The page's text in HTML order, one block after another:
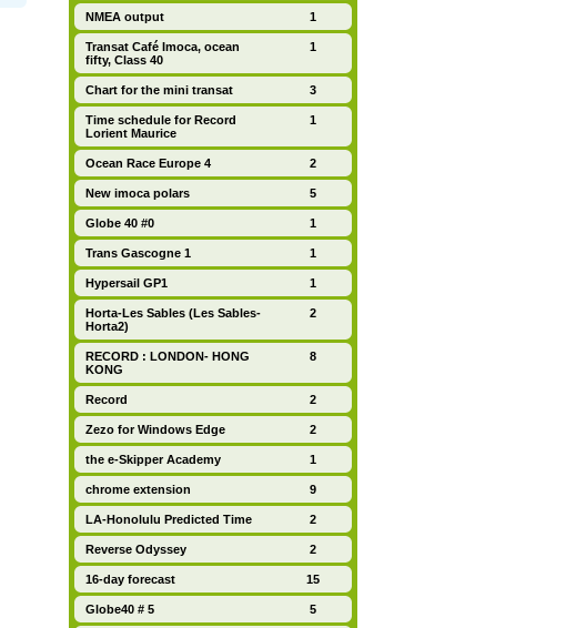
NMEA output 1
Transat Café Imoca, ocean
fifty, Class 40
1
Chart for the mini transat 3
Time schedule for Record
Lorient Maurice
1
Ocean Race Europe 4 2
New imoca polars 5
Globe 40 #0 1
Trans Gascogne 1 1
Hypersail GP1 1
Horta-Les Sables (Les Sables-
Horta2)
2
RECORD : LONDON- HONG
KONG
8
Record 2
Zezo for Windows Edge 2
the e-Skipper Academy 1
chrome extension 9
LA-Honolulu Predicted Time 2
Reverse Odyssey 2
16-day forecast 15
Globe40 # 5 5